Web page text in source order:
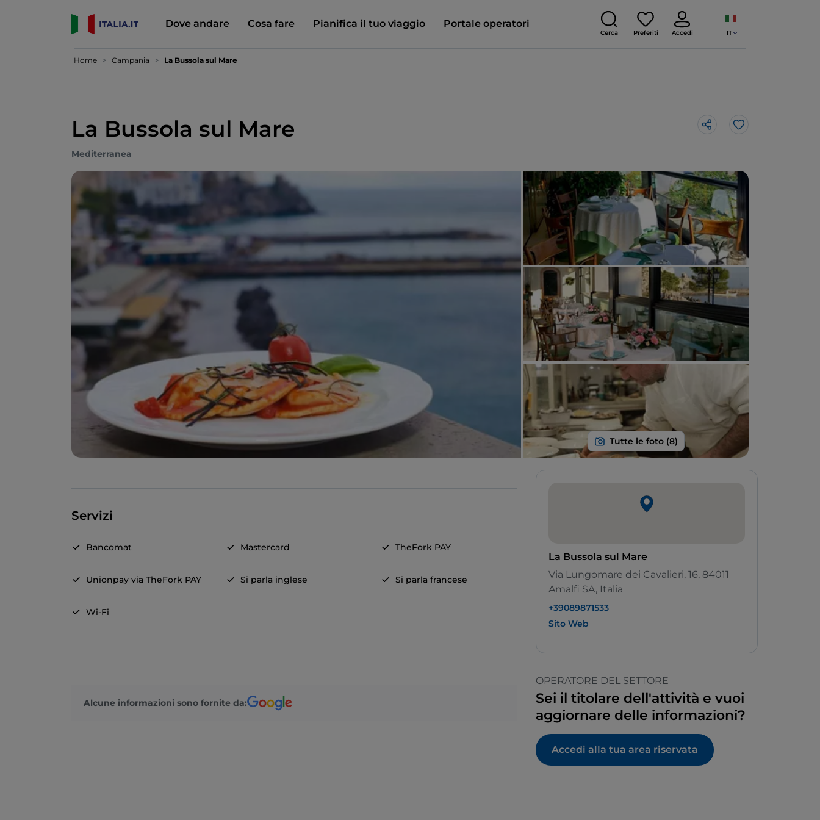
Dove andare Cosa fare Pianifica il tuo viaggio Portale operatori
Cerca Preferiti Accedi IT
Home Campania La Bussola sul Mare
La Bussola sul Mare Like
Mediterranea
Servizi
Bancomat Mastercard TheFork PAY
Unionpay via TheFork PAY Si parla inglese Si parla francese
Wi-Fi
Alcune informazioni sono fornite da:
La Bussola sul Mare
Via Lungomare dei Cavalieri, 16, 84011
Amalfi SA, Italia
+39089871533
Sito Web
OPERATORE DEL SETTORE
Sei il titolare dell'attività e vuoi
aggiornare delle informazioni?
Accedi alla tua area riservata